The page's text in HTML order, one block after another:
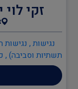
זקי
נגישות ,
תשתיות וסביבה) ,
תיק שטח , כתיבה/
אש ,